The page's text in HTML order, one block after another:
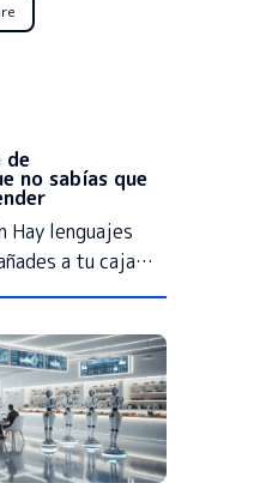
de
no sabías que
Hay lenguajes
a tu caja…